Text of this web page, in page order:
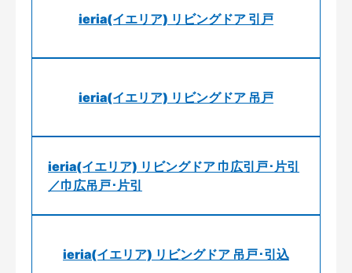
ieria(イエリア) リビングドア 引戸
ieria(イエリア) リビングドア 吊戸
ieria(イエリア) リビングドア 巾広引戸･片引
／巾広吊戸･片引
ieria(イエリア) リビングドア 吊戸･引込